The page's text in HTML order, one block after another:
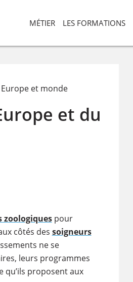
MÉTIER LES FORMATIONS
et monde
et du
zoologiquespour
côtés des soigneurs
ne se
leurs programmes
qu’ils proposent aux